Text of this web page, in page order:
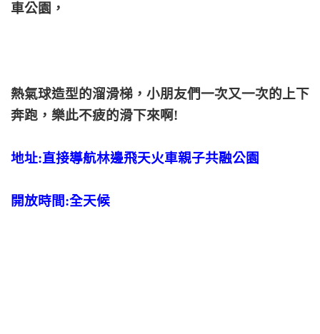
車公園，
熱氣球造型的溜滑梯，小朋友們一次又一次的上下
奔跑，樂此不疲的滑下來啊!
地址:直接導航林邊飛天火車親子共融公園
開放時間:全天候